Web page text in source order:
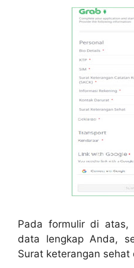
Pada formulir di atas,
data lengkap Anda,
Surat keterangan sehat